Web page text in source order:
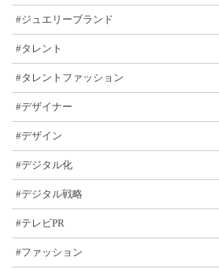
#ジュエリーブランド
#タレント
#タレントファッション
#デザイナー
#デザイン
#デジタル化
#デジタル戦略
#テレビPR
#ファッション